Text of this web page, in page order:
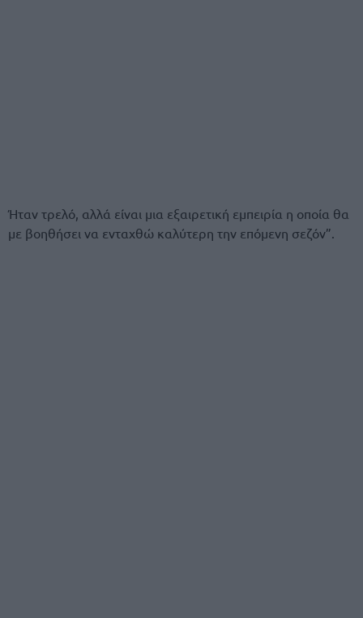
Ήταν τρελό, αλλά είναι μια εξαιρετική εμπειρία η οποία θα
με βοηθήσει να ενταχθώ καλύτερη την επόμενη σεζόν”.